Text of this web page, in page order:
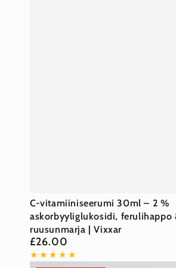
C-
vitamiiniseerumi
30ml
–
C-vitamiiniseerumi 30ml – 2 %
askorbyyliglukosidi, ferulihappo
ruusunmarja | Vixxar
Normaalihinta
£26.00